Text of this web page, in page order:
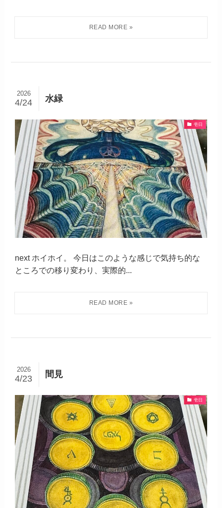
水緑
2026
4/24
壱日
next ホイホイ。 今日はこのような感じで気持ち的な
ところでの移り変わり、実際的...
間見
2026
4/23
壱日